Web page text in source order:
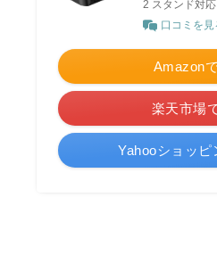
2 スタンド対応
口コミを見
Amazon
楽天市場
Yahooショッピ